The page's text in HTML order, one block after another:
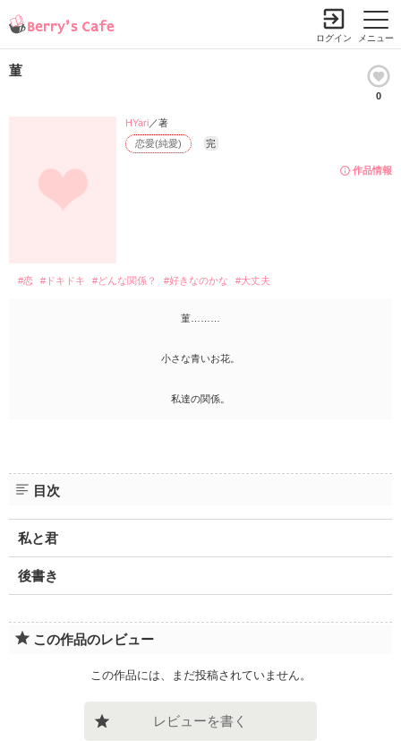
メニュー
ログイン
菫
0
作品情報
恋愛(純愛) 完
HYari／著
#恋 #ドキドキ #どんな関係？ #好きなのかな #大丈夫
菫………
小さな青いお花。
私達の関係。
目次
私と君
後書き
この作品のレビュー
この作品には、まだ投稿されていません。
レビューを書く